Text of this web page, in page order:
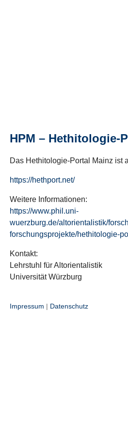
HPM – Hethitologie-
Das Hethitologie-Portal Mainz ist
https://hethport.net/
Weitere Informationen:
https://www.phil.uni-
wuerzburg.de/altorientalistik/
forschungsprojekte/hethitologie-
Kontakt:
Lehrstuhl für Altorientalistik
Universität Würzburg
Impressum | Datenschutz